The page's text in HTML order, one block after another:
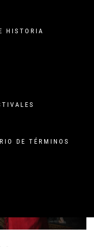
HISTORIA
DE TÉRMINOS
versionchina